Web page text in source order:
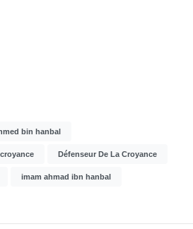
bin hanbal
croyance Défenseur De La Croyance
imam ahmad ibn hanbal